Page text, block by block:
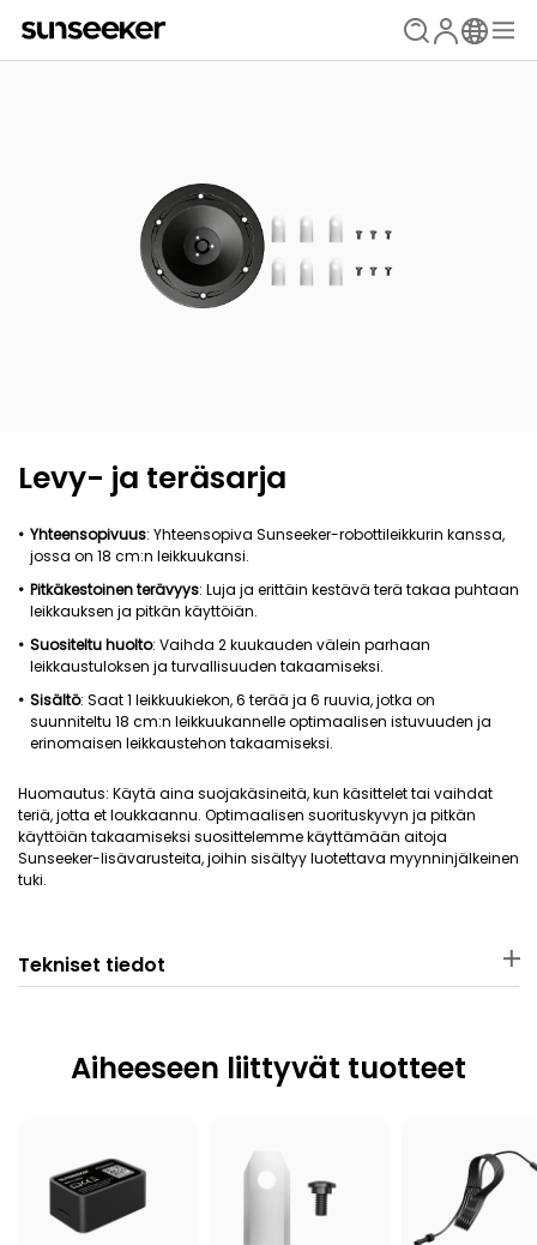
Levy- ja teräsarja
Yhteensopivuus: Yhteensopiva Sunseeker-robottileikkurin kanssa,
jossa on 18 cm:n leikkuukansi.
Pitkäkestoinen terävyys: Luja ja erittäin kestävä terä takaa puhtaan
leikkauksen ja pitkän käyttöiän.
Suositeltu huolto: Vaihda 2 kuukauden välein parhaan
leikkaustuloksen ja turvallisuuden takaamiseksi.
Sisältö: Saat 1 leikkuukiekon, 6 terää ja 6 ruuvia, jotka on
suunniteltu 18 cm:n leikkuukannelle optimaalisen istuvuuden ja
erinomaisen leikkaustehon takaamiseksi.
Huomautus: Käytä aina suojakäsineitä, kun käsittelet tai vaihdat
teriä, jotta et loukkaannu. Optimaalisen suorituskyvyn ja pitkän
käyttöiän takaamiseksi suosittelemme käyttämään aitoja
Sunseeker-lisävarusteita, joihin sisältyy luotettava myynninjälkeinen
tuki.
Tekniset tiedot
17.5 × 23.7 × 3.7 cm 210 g
Aiheeseen liittyvät tuotteet